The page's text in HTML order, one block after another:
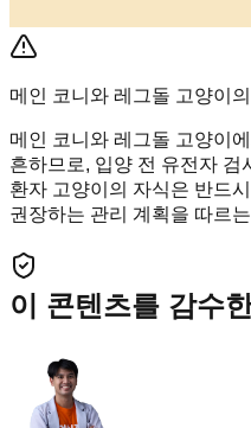
메인 코니와 레그돌 고양이
메인 코니와 레그돌 고양이
흔하므로, 입양 전 유전자 검
환자 고양이의 자식은 반드
권장하는 관리 계획을 따르
이 콘텐츠를 감수